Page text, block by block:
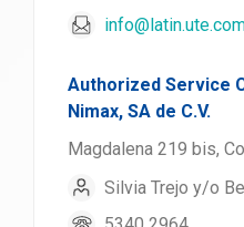
Authorized Service
Nimax, SA de C.V.
Magdalena 219 bis,
Silvia Trejo y/o